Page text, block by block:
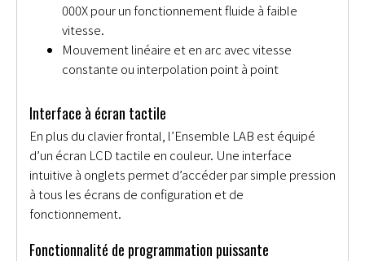
000X pour un fonctionnement fluide à faible
vitesse.
Mouvement linéaire et en arc avec vitesse
constante ou interpolation point à point
Interface à écran tactile
En plus du clavier frontal, l’Ensemble LAB est équipé
d’un écran LCD tactile en couleur. Une interface
intuitive à onglets permet d’accéder par simple pression
à tous les écrans de configuration et de
fonctionnement.
Fonctionnalité de programmation puissante